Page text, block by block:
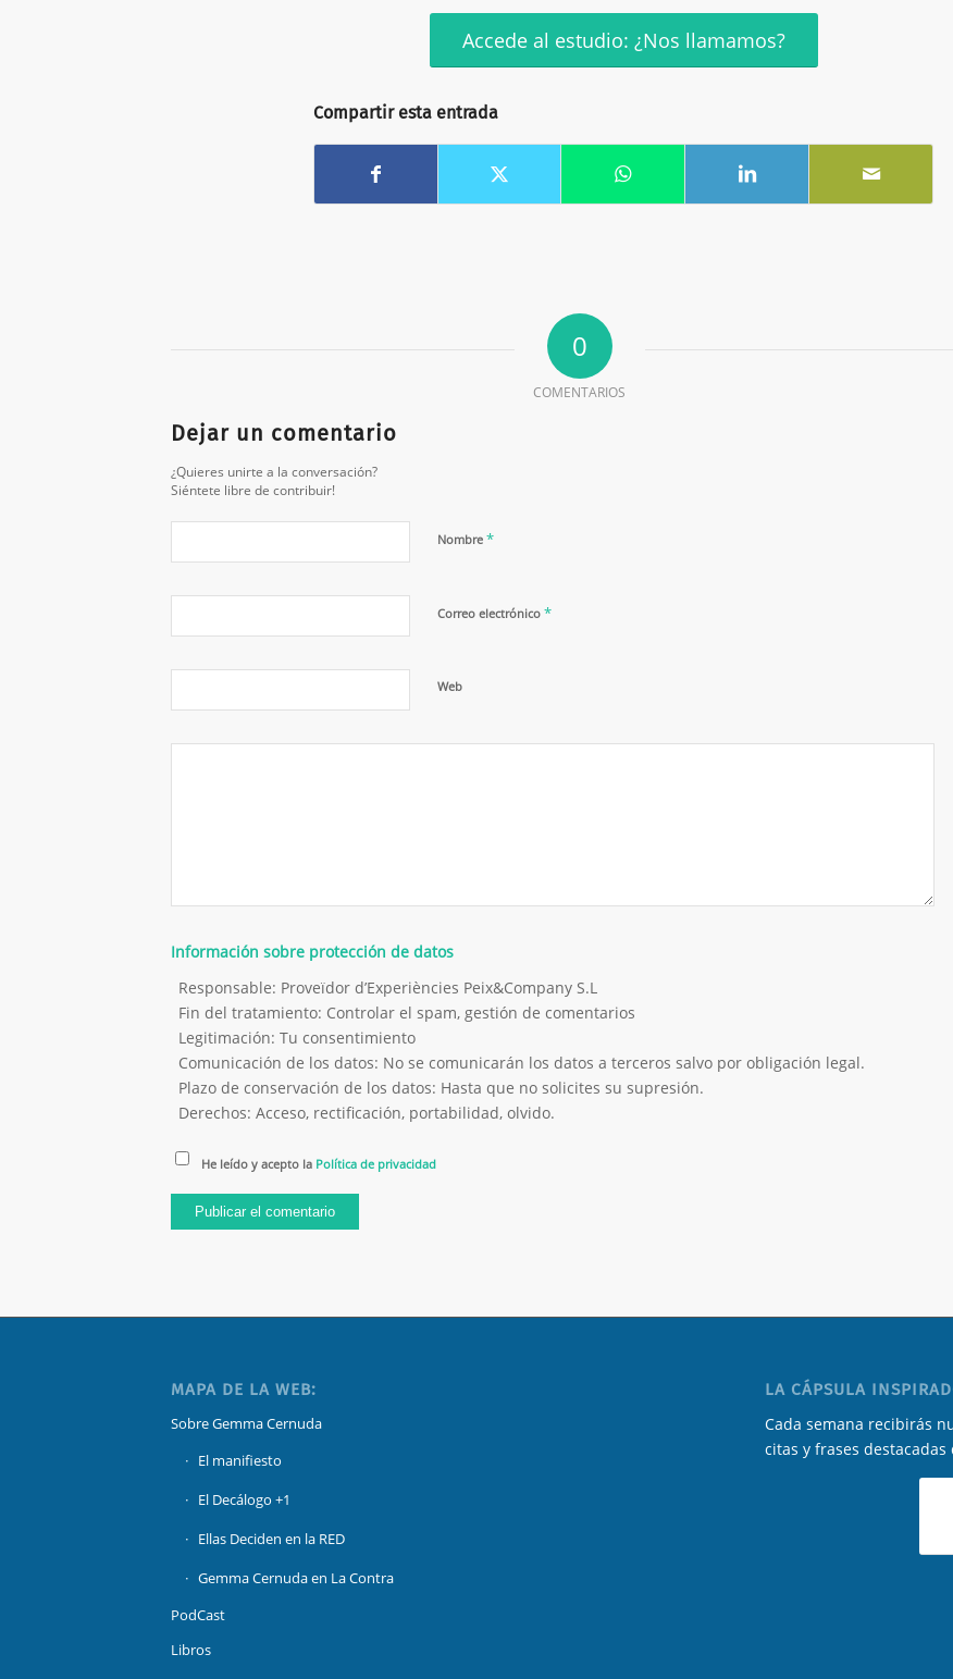
Accede al estudio: ¿Nos llamamos?
Compartir esta entrada
0
COMENTARIOS
Dejar un comentario
¿Quieres unirte a la conversación?
Siéntete libre de contribuir!
Nombre *
Correo electrónico *
Web
Información sobre protección de datos
Responsable: Proveïdor d’Experiències Peix&Company S.L
Fin del tratamiento: Controlar el spam, gestión de comentarios
Legitimación: Tu consentimiento
Comunicación de los datos: No se comunicarán los datos a terceros salvo por obligación legal.
Plazo de conservación de los datos: Hasta que no solicites su supresión.
Derechos: Acceso, rectificación, portabilidad, olvido.
He leído y acepto la Política de privacidad
MAPA DE LA WEB:
Sobre Gemma Cernuda
El manifiesto
El Decálogo +1
Ellas Deciden en la RED
Gemma Cernuda en La Contra
PodCast
Libros
LA CÁPSULA
Cada semana recibirás
citas y frases